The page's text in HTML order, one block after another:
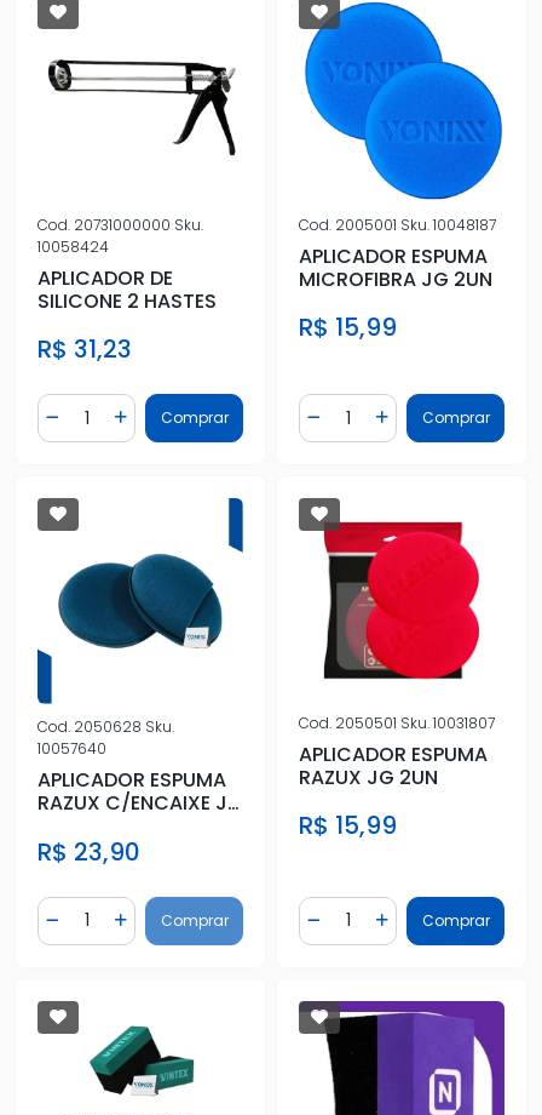
Cod. 20731000000 Sku.
10058424
APLICADOR DE
SILICONE 2 HASTES
R$ 31,23
Diminuir Quantidade
Quantidade
Adicionar Quantidade
Comprar
Cod. 2005001 Sku.10048187
APLICADOR ESPUMA
MICROFIBRA JG 2UN
R$ 15,99
Diminuir Quantidade
Quantidade
AdicionarComprar
Cod. 2050628 Sku.
10057640
APLICADOR ESPUMA
RAZUX C/ENCAIXE JG
R$ 23,90
Diminuir Quantidade
Quantidade
Adicionar Quantidade
Comprar
Cod. 2050501 Sku.10031807
APLICADOR ESPUMA
RAZUX JG 2UN
R$ 15,99
Diminuir Quantidade
Quantidade
AdicionarComprar